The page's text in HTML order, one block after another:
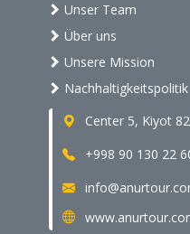
Unser Team
Über uns
Unsere Mission
Nachhaltigkeitspolitik
Center 5, Kiyot
+998 90 130 22